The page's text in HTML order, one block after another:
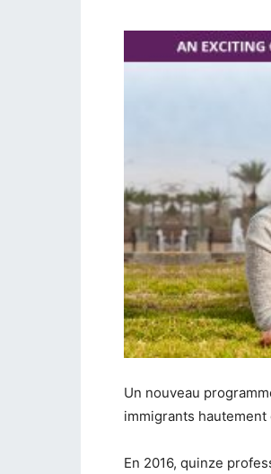
Un nouveau
immigrants hautement
En 2016, quinze